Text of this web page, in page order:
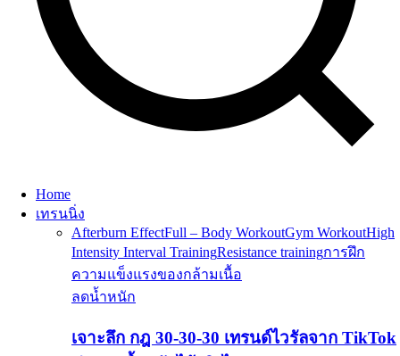
Home
เทรนนิ่ง
Afterburn EffectFull – Body WorkoutGym WorkoutHigh
Intensity Interval TrainingResistance trainingการฝึก
ความแข็งแรงของกล้ามเนื้อ
ลดน้ำหนัก
เจาะลึก กฎ 30-30-30 เทรนด์ไวรัลจาก TikTok